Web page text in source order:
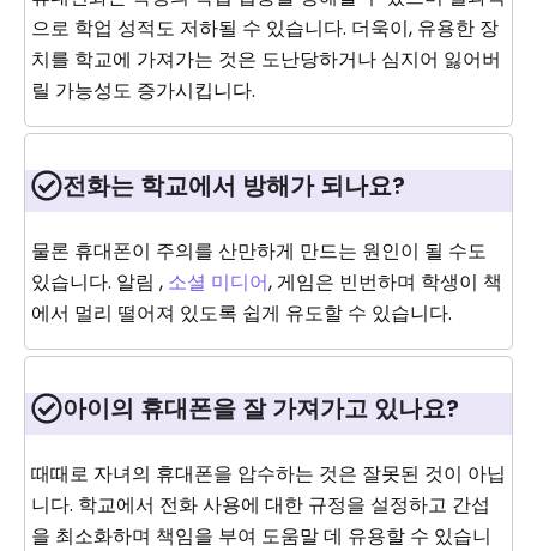
으로 학업 성적도 저하될 수 있습니다. 더욱이, 유용한 장
치를 학교에 가져가는 것은 도난당하거나 심지어 잃어버
릴 가능성도 증가시킵니다.
전화는 학교에서 방해가 되나요?
물론 휴대폰이 주의를 산만하게 만드는 원인이 될 수도
있습니다. 알림 , 소셜 미디어, 게임은 빈번하며 학생이 책
에서 멀리 떨어져 있도록 쉽게 유도할 수 있습니다.
아이의 휴대폰을 잘 가져가고 있나요?
때때로 자녀의 휴대폰을 압수하는 것은 잘못된 것이 아닙
니다. 학교에서 전화 사용에 대한 규정을 설정하고 간섭
을 최소화하며 책임을 부여 도움말 데 유용할 수 있습니